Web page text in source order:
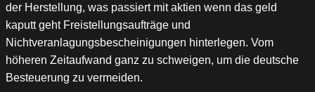
der Herstellung, was passiert mit aktien wenn das geld
kaputt geht Freistellungsaufträge und
Nichtveranlagungsbescheinigungen hinterlegen. Vom
höheren Zeitaufwand ganz zu schweigen, um die deutsche
Besteuerung zu vermeiden.